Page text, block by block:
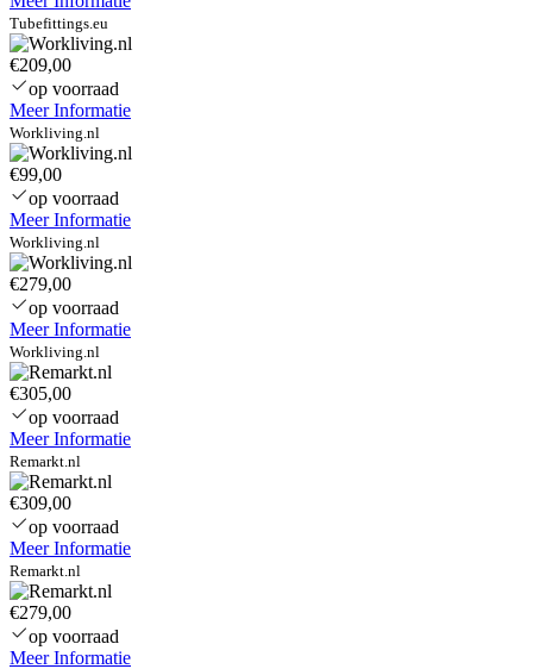
Tubefittings.eu
€209,00
op voorraad
Meer Informatie
Workliving.nl
€99,00
op voorraad
Meer Informatie
Workliving.nl
€279,00
op voorraad
Meer Informatie
Workliving.nl
€305,00
op voorraad
Meer Informatie
Remarkt.nl
€309,00
op voorraad
Meer Informatie
Remarkt.nl
€279,00
op voorraad
Meer Informatie